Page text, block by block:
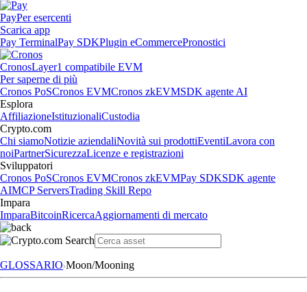
PayPer esercenti
Scarica app
Pay TerminalPay SDKPlugin eCommercePronostici
CronosLayer1 compatibile EVM
Per saperne di più
Cronos PoSCronos EVMCronos zkEVMSDK agente AI
Esplora
AffiliazioneIstituzionaliCustodia
Crypto.com
Chi siamoNotizie aziendaliNovità sui prodottiEventiLavora con
noiPartnerSicurezzaLicenze e registrazioni
Sviluppatori
Cronos PoSCronos EVMCronos zkEVMPay SDKSDK agente
AIMCP ServersTrading Skill Repo
Impara
ImparaBitcoinRicercaAggiornamenti di mercato
GLOSSARIO Moon/Mooning